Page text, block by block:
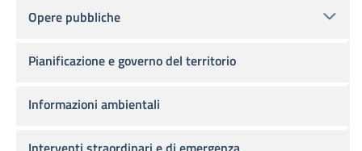
Opere pubbliche
Pianificazione e governo del territorio
Informazioni ambientali